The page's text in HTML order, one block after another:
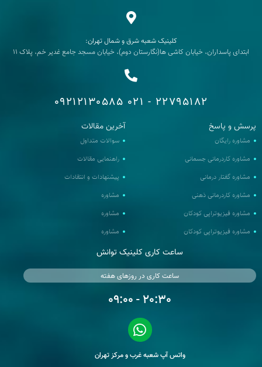
کلینیک شعبه شرق و شمال تهران:
ابتدای پاسداران، خیابان کاشی ها(نگارستان دوم)، خیابان مسجد جامع غدیر خم، پلاک 11
22795182 - 021
09212130585
پرسش و پاسخ
مشاوره رایگان
مشاوره کاردرمانی جسمانی
مشاوره گفتار درمانی
مشاوره کاردرمانی ذهنی
مشاوره فیزیوتراپی کودکان
مشاوره فیزیوتراپی کودکان
آخرین مقالات
سوالات متداول
راهنمایی مقالات
پیشنهادات و انتقادات
مشاوره
مشاوره
مشاوره
ساعت کاری کلینیک توانش
ساعت کاری در روزهای هفته
20:30 - 09:00
واتس آپ شعبه غرب و مرکز تهران